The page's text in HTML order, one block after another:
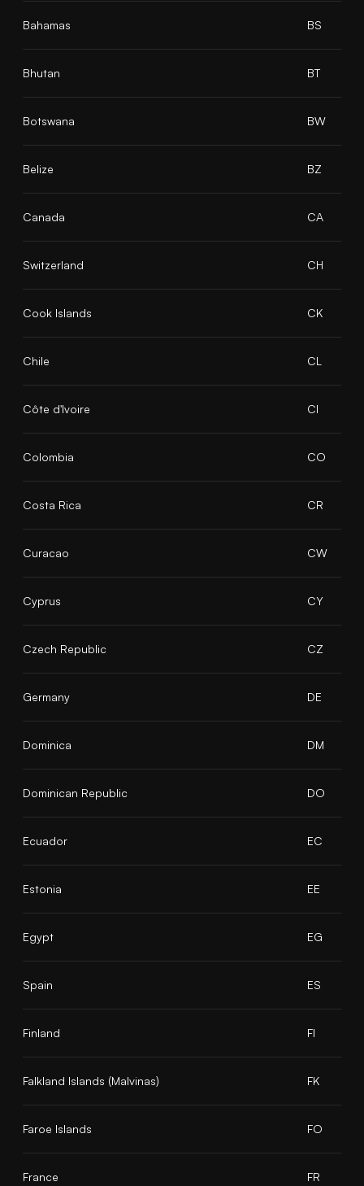
Bahamas BS
Bhutan BT
Botswana BW
Belize BZ
Canada CA
Switzerland CH
Cook Islands CK
Chile CL
Côte d'Ivoire CI
Colombia CO
Costa Rica CR
Curacao CW
Cyprus CY
Czech Republic CZ
Germany DE
Dominica DM
Dominican Republic DO
Ecuador EC
Estonia EE
Egypt EG
Spain ES
Finland FI
Falkland Islands (Malvinas) FK
Faroe Islands FO
France FR